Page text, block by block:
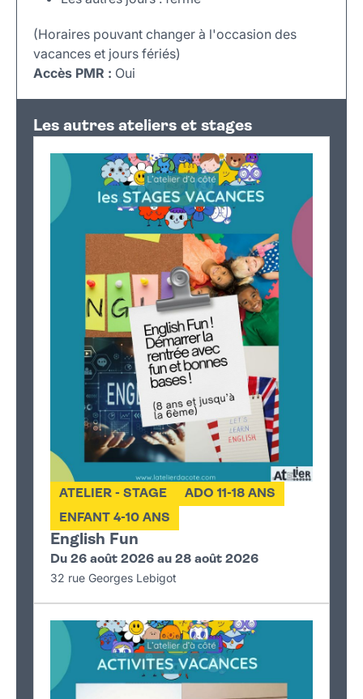
(Horaires pouvant changer à l'occasion des
vacances et jours fériés)
Accès PMR : Oui
+
−
Les autres ateliers et stages
English Fun
ATELIER - STAGE
ADO 11-18 ANS
ENFANT 4-10 ANS
Du 26 août 2026 au 28 août 2026
32 rue Georges Lebigot